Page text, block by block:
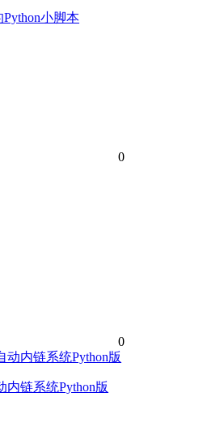
小脚本
0
0
内链系统Python版